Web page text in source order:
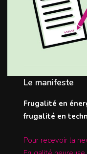
Le manifeste
Frugalité en
frugalité en
Pour recevoir la